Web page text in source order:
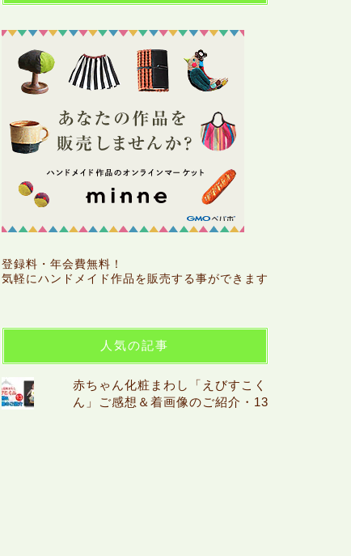
登録料・年会費無料！
気軽にハンドメイド作品を販売する事ができます
人気の記事
赤ちゃん化粧まわし「えびすこく
ん」ご感想＆着画像のご紹介・13